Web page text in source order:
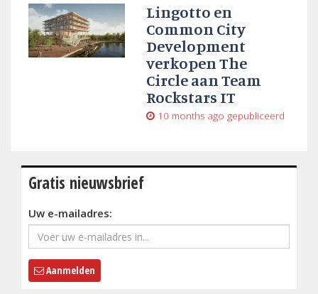
Lingotto en
Common City
Development
verkopen The
Circle aan Team
Rockstars IT
10 months ago gepubliceerd
Gratis nieuwsbrief
Uw e-mailadres:
Aanmelden